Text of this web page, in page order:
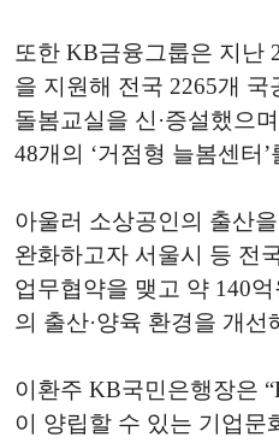
또한 KB금융그룹은 지난
을 지원해 전국 2265개
돌봄교실을 신·증설했으
48개의 ‘거점형 늘봄센터
아울러 소상공인의 출산
완화하고자 서울시 등 전
업무협약을 맺고 약 140
의 출산·양육 환경을 개선
이환주 KB국민은행장은
이 양립할 수 있는 기업문